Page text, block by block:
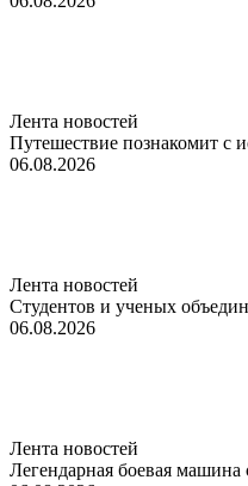
Лента новостей
Путешествие познакомит с
06.08.2026
Лента новостей
Студентов и ученых
06.08.2026
Лента новостей
Легендарная боевая машина